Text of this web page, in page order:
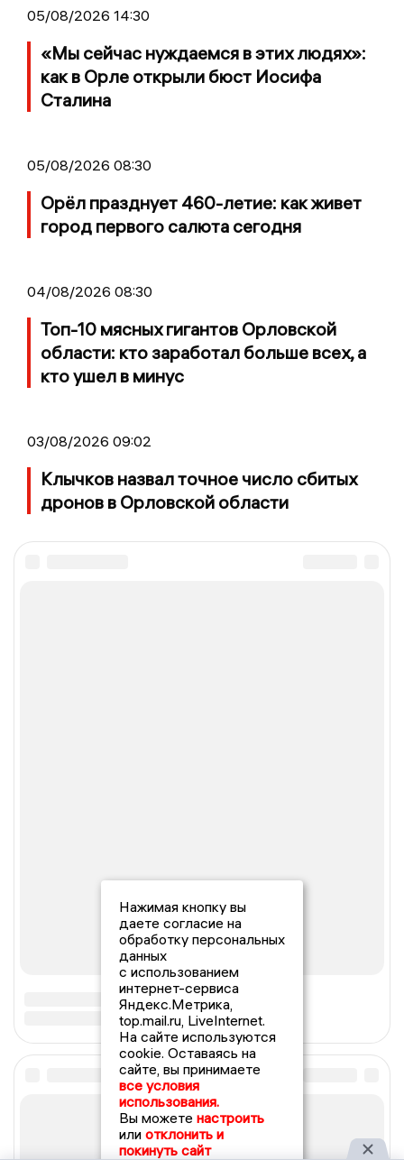
05/08/2026 14:30
«Мы сейчас нуждаемся в этих людях»:
как в Орле открыли бюст Иосифа
Сталина
05/08/2026 08:30
Орёл празднует 460-летие: как живет
город первого салюта сегодня
04/08/2026 08:30
Топ-10 мясных гигантов Орловской
области: кто заработал больше всех, а
кто ушел в минус
03/08/2026 09:02
Клычков назвал точное число сбитых
дронов в Орловской области
Нажимая кнопку вы
даете согласие на
обработку персональных
данных
с использованием
интернет-сервиса
Яндекс.Метрика,
top.mail.ru, LiveInternet.
На сайте используются
cookie. Оставаясь на
сайте, вы принимаете
все условия
использования.
Вы можете настроить
или отклонить и
покинуть сайт